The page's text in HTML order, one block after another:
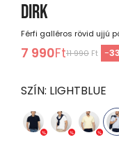
DIRK
Férfi galléros rövid ujjú
7 990Ft11 990 Ft -33
SZÍN: LIGHTBLUE